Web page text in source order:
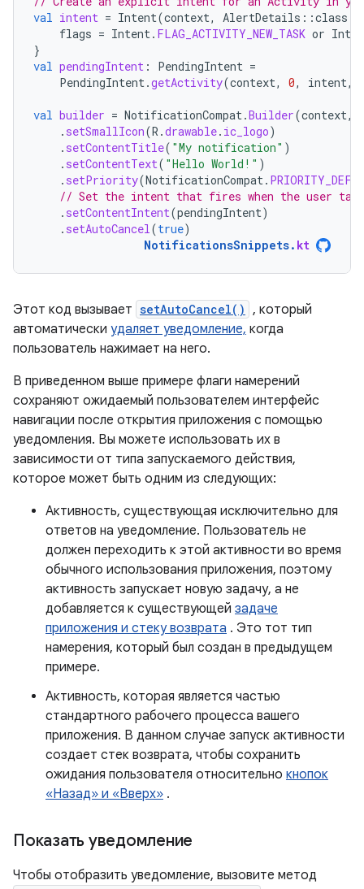
val intent = Intent(context, AlertDetails ::class
flags = Intent. FLAG_ACTIVITY_NEW_TASK or
}
val pendingIntent : PendingIntent =
PendingIntent.getActivity(context, 0, intent,
val builder = NotificationCompat.Builder(context,
. setSmallIcon(R .drawable. ic_logo)
. setContentTitle( "My notification" )
. setContentText( "Hello World!" )
. setPriority(NotificationCompat.
// Set the intent that fires when the user
. setContentIntent(pendingIntent)
. setAutoCancel(true)
NotificationsSnippets. kt
Этот код вызывает setAutoCancel()
, который
автоматически удаляет уведомление, когда
пользователь нажимает на него.
В приведенном выше примере флаги намерений
сохраняют ожидаемый пользователем интерфейс
навигации после открытия приложения с помощью
уведомления. Вы можете использовать их в
зависимости от типа запускаемого действия,
которое может быть одним из следующих:
Активность, существующая исключительно для
ответов на уведомление. Пользователь не
должен переходить к этой активности во время
обычного использования приложения, поэтому
активность запускает новую задачу, а не
добавляется к существующей задаче
приложения и стеку возврата . Это тот тип
намерения, который был создан в предыдущем
примере.
Активность, которая является частью
стандартного рабочего процесса вашего
приложения. В данном случае запуск активности
создает стек возврата, чтобы сохранить
ожидания пользователя относительно кнопок
«Назад» и «Вверх» .
Показать уведомление
Чтобы отобразить уведомление, вызовите метод